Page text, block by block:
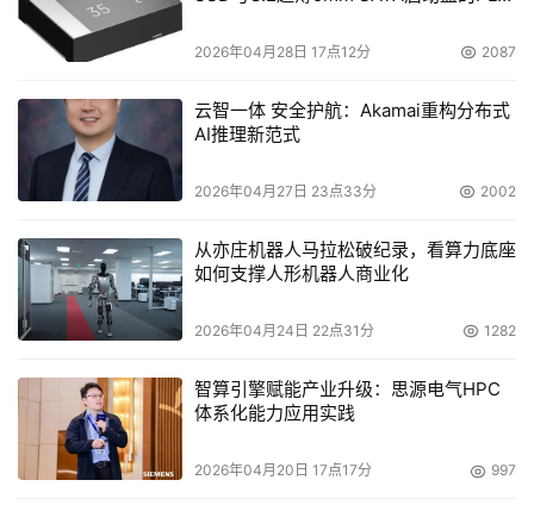
使用始终联网的设备，网络在提供信息时可以更加细化，连
接到个人传感器就可以知道用户正在睡觉，收到的电话会自
动转到语音电子邮件。或者知道用户正在汽车里以每小时
60英里的速度行驶，这个时间不适宜进行视频通话（当
然，到那个时候我们可能都在使用无人驾驶的谷歌汽车，在
汽车自动驾驶的时候可以自由的通话聊天）。
趋势四：下一代网络
埃文斯以自己的家庭为例来说明网络发展的速度。自1990
种远程登录的连接方式。
如今，埃文斯拥有了38种始终在线的连接方式，带宽速度
2026年04月28日 17点12分 2087
云智一体 安全护航：Akamai重构分布式
AI推理新范式
2026年04月27日 23点33分 2002
从亦庄机器人马拉松破纪录，看算力底座
如何支撑人形机器人商业化
2026年04月24日 22点31分 1282
智算引擎赋能产业升级：思源电气HPC
体系化能力应用实践
2026年04月20日 17点17分 997